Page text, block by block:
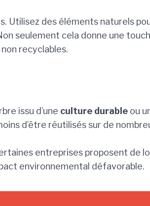
Utilisez des éléments naturels
seulement cela donne une
recyclables.
issu d’une culture durable ou
d’être réutilisés sur de
entreprises proposent de
environnemental défavorable.